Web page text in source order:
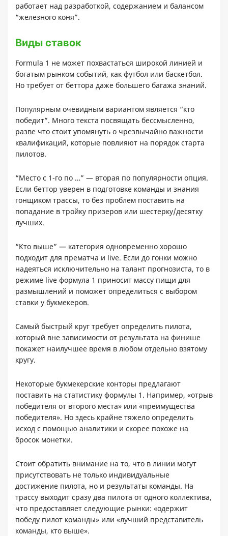
работает над разработкой, содержанием и балансом
“железного коня”.
Виды ставок
Formula 1 не может похвастаться широкой линией и
богатым рынком событий, как футбол или баскетбол.
Но требует от беттора даже большего багажа знаний.
Популярным очевидным вариантом является “кто
победит”. Много текста посвящать бессмысленно,
разве что стоит упомянуть о чрезвычайно важности
квалификаций, которые повлияют на порядок старта
пилотов.
“Место с 1-го по …” — вторая по популярности опция.
Если беттор уверен в подготовке команды и знания
гонщиком трассы, то без проблем поставить на
попадание в тройку призеров или шестерку/десятку
лучших.
“Кто выше” — категория одновременно хорошо
подходит для прематча и live. Если до гонки можно
надеяться исключительно на талант прогнозиста, то в
режиме live формула 1 приносит массу пищи для
размышлений и поможет определиться с выбором
ставки у букмекеров.
Самый быстрый круг требует определить пилота,
который вне зависимости от результата на финише
покажет наилучшее время в любом отдельно взятому
кругу.
Некоторые букмекерские конторы предлагают
поставить на статистику формулы 1. Например, «отрыв
победителя от второго места» или «преимущества
победителя». Но здесь крайне тяжело определить
исход с помощью аналитики и скорее похоже на
бросок монетки.
Стоит обратить внимание на то, что в линии могут
присутствовать не только индивидуальные
достижение пилота, но и результаты команды. На
трассу выходит сразу два пилота от одного коллектива,
что предоставляет следующие рынки: «одержит
победу пилот команды» или «лучший представитель
команды, кто выше».